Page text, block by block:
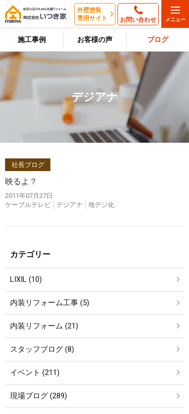
外壁塗装
専用サイト
お問い合わせ
施工事例 お客様の声 ブログ
デジアナ
社長ブログ
映るよ？
2011年07月27日
ケーブルテレビ
デジアナ 地デジ化
カテゴリー
LIXIL (10)
内装リフォーム工事 (5)
内装リフォーム (21)
スタッフブログ (8)
イベント (211)
現場ブログ (289)